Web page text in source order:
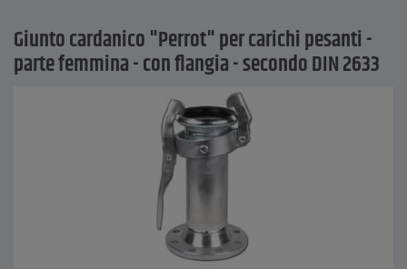
Giunto cardanico "Perrot" per carichi pesanti -
parte femmina - con flangia - secondo DIN 2633